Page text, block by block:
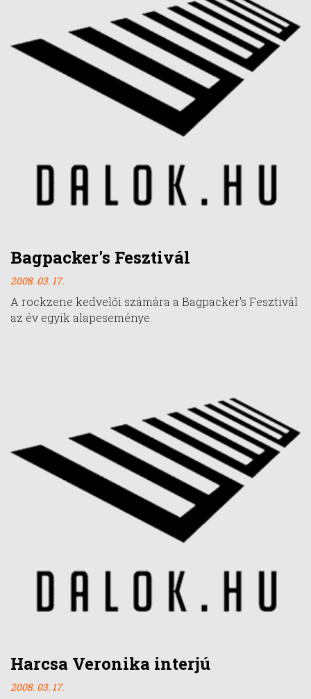
Bagpacker's Fesztivál
2008. 03. 17.
A rockzene kedvelői számára a Bagpacker's Fesztivál
az év egyik alapeseménye.
Harcsa Veronika interjú
2008. 03. 17.